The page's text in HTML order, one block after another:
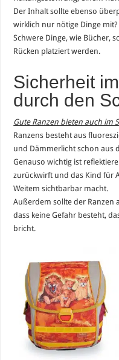
Der Inhalt sollte ebenso
wirklich nur nötige Dinge mit?
Schwere Dinge, wie Bücher,
Rücken platziert werden.
Sicherheit
durch den
Gute Ranzen bieten auch im
Ranzens besteht aus
und Dämmerlicht schon aus
Genauso wichtig ist
zurückwirft und das Kind für
Weitem sichtbarbar macht.
Außerdem sollte der Ranzen
dass keine Gefahr besteht,
bricht.